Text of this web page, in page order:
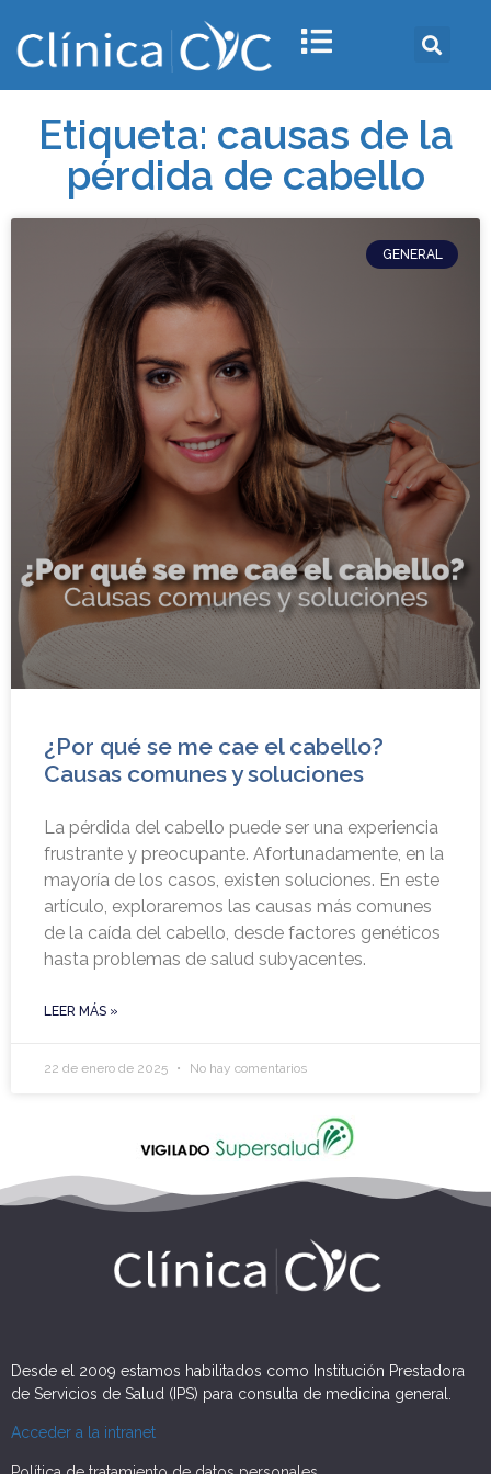
Etiqueta: causas de la
pérdida de cabello
GENERAL
¿Por qué se me cae el cabello?
Causas comunes y soluciones
La pérdida del cabello puede ser una experiencia
frustrante y preocupante. Afortunadamente, en la
mayoría de los casos, existen soluciones. En este
artículo, exploraremos las causas más comunes
de la caída del cabello, desde factores genéticos
hasta problemas de salud subyacentes.
LEER MÁS »
22 de enero de 2025 No hay comentarios
Desde el 2009 estamos habilitados como Institución Prestadora
de Servicios de Salud (IPS) para consulta de medicina general.
Acceder a la intranet